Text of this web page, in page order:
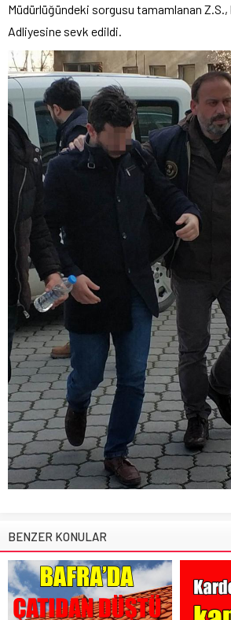
Müdürlüğündeki sorgusu tamamlanan Z.S.,
Adliyesine sevk edildi.
BENZER KONULAR